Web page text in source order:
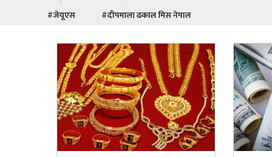
#जेयूएस
#दीपमाला ढकाल मिस नेपाल